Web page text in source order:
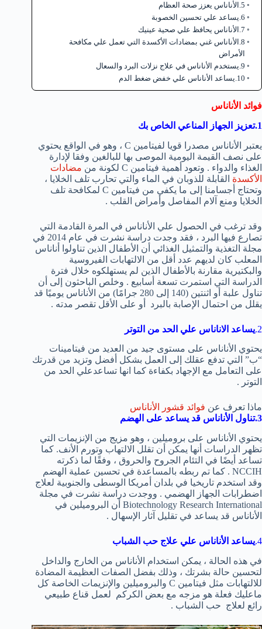
5.الأناناس يعزز صحة العظام
6.يساعد علي تحسين الخصوبة
7.الأناناس يحافظ علي صحية عينيك
8.الأناناس غني بمضادات الأكسدة التي تعمل علي مكافحة
الأمراض
9.يستخدم الأناناس في علاج نزلات البرد والسعال
10.يساعد الأناناس علي خفض ضغط الدم
فوائد الأناناس
1.تعزيز الجهاز المناعي الخاص بك
يعتبر الأناناس مصدرا قويا لفيتامين C ، وهو في الواقع يحتوي
على نصف القيمة اليومية الموصى بها للبالغين وفقا لإدارة
الغذاء والدواء . وتعود أهمية فيتامين C لكونة من
مضادات
الأكسدة القابلة للذوبان في الماء والتي تحارب تلف الخلايا ،
وتحتاج أجسامنا إلى ما يكفي من فيتامين C لمكافحة تلف
الخلايا ومنع آلام المفاصل وأمراض القلب .
وقد ترغب في الحصول علي الأناناس في المرة القادمة التي
تصارع فيها البرد ، فقد وجدت دراسة نشرت في عام 2014 في
مجلة التغذية والتمثيل الغذائي أن الأطفال الذين تناولوا أناناس
المعلب كان لديهم عدد أقل من الالتهابات الفيروسية
والبكتيرية مقارنة بالأطفال الذين لم يستهلكوه خلال فترة
الدراسة التي استمرت تسعة أسابيع . وخلص الباحثون إلى أن
تناول علبة أو اثنتين (140 إلى 280 جرامًا) من الأناناس يوميًا قد
يقلل من احتمال الإصابة بالبرد أو على الأقل تقصر مدته .
2. يساعد الاناناس علي الحد من التوتر
يحتوي الأناناس على مستوى جيد من العديد من فيتامينات
“ب” التي تدفع عقلك إلى العمل بشكل أفضل وتزيد من قدرتك
على التعامل مع الإجهاد بكفاءة كما انها تساعدعلي الحد من
التوتر .
ماذا تعرف عن فوائد قشور الأناناس
3.تناول الأناناس قد يساعد على الهضم
يحتوي الأناناس على بروميلين ، وهو مزيج من الإنزيمات التي
تظهر الدراسات أنها يمكن أن تقلل الالتهاب وتورم الأنف. كما
تساعد أيضًا في التئام الجروح والحروق ، وفقًا لما ذكرته
NCCIH . كما تم ربطه بالمساعدة في تحسين عملية الهضم
وقد استخدم تاريخيا في بلدان أمريكا الوسطى والجنوبية لعلاج
اضطرابات الجهاز الهضمي . ووجدت دراسة نشرت في مجلة
Biotechnology Research International أن البروميلين في
الأناناس قد يساعد في تقليل آثار الإسهال .
4. يساعد الأناناس علي علاج حب الشباب
في هذه الحالة ، يمكن استخدام الأناناس من الخارج والداخل
لتحسين حالة بشرتك ، وذلك بفضل الصفات العظيمة المضادة
للالتهابات مثل فيتامين C والبروميلين والإنزيمات الخاصة كل
ماعليك فعلة هو مزجه مع بعض الكركم لعمل قناع طبيعي
رائع لعلاج حب الشباب .